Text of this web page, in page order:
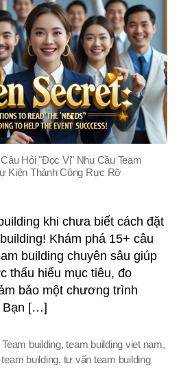
“Đọc
Vị”
Nhu
Cầu
Team
Building
Hỏi "Đọc Vị" Nhu Cầu Team
Kiện Thành Công Rực Rỡ
khi chưa biết cách đặt
Khám phá 15+ câu
building chuyên sâu giúp
thấu hiểu mục tiêu, đo
bảo một chương trình
Bạn […]
Team building,team building viet nam,
building, tư vấn team building